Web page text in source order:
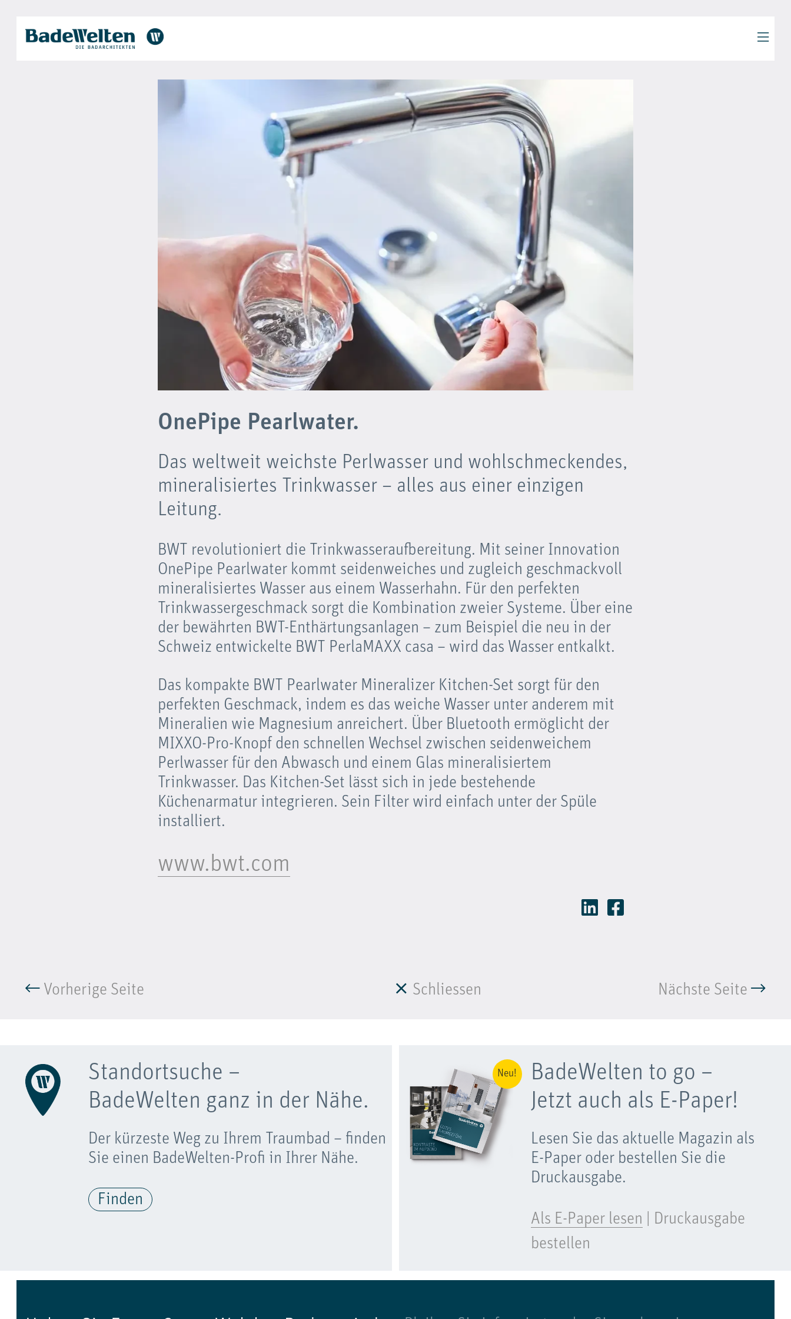
OnePipe Pearlwater.
Das weltweit weichste Perlwasser und wohlschmeckendes,
mineralisiertes Trinkwasser – alles aus einer einzigen
Leitung.
BWT revolutioniert die Trinkwasseraufbereitung. Mit seiner Innovation
OnePipe Pearlwater kommt seidenweiches und zugleich geschmackvoll
mineralisiertes Wasser aus einem Wasserhahn. Für den perfekten
Trinkwassergeschmack sorgt die Kombination zweier Systeme. Über eine
der bewährten BWT-Enthärtungsanlagen – zum Beispiel die neu in der
Schweiz entwickelte BWT PerlaMAXX casa – wird das Wasser entkalkt.
Das kompakte BWT Pearlwater Mineralizer Kitchen-Set sorgt für den
perfekten Geschmack, indem es das weiche Wasser unter anderem mit
Mineralien wie Magnesium anreichert. Über Bluetooth ermöglicht der
MIXXO-Pro-Knopf den schnellen Wechsel zwischen seidenweichem
Perlwasser für den Abwasch und einem Glas mineralisiertem
Trinkwasser. Das Kitchen-Set lässt sich in jede bestehende
Küchenarmatur integrieren. Sein Filter wird einfach unter der Spüle
installiert.
www.bwt.com
Vorherige Seite Schliessen Nächste Seite
Standortsuche –
BadeWelten ganz in der Nähe.
Der kürzeste Weg zu Ihrem Traumbad – finden
Sie einen BadeWelten-Profi in Ihrer Nähe.
Finden
Neu!
BadeWelten to go –
Jetzt auch als E-Paper!
Lesen Sie das aktuelle Magazin als
E-Paper oder bestellen Sie die
Druckausgabe.
Als E-Paper lesen
Druckausgabe
bestellen